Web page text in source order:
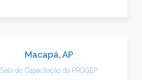
Macapá, AP
Sala de Capacitação da PROGEP